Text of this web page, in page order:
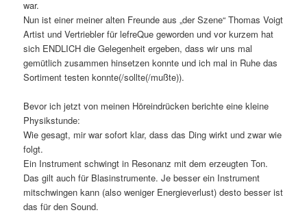
war.
Nun ist einer meiner alten Freunde aus „der Szene“ Thomas Voigt
Artist und Vertriebler für lefreQue geworden und vor kurzem hat
sich ENDLICH die Gelegenheit ergeben, dass wir uns mal
gemütlich zusammen hinsetzen konnte und ich mal in Ruhe das
Sortiment testen konnte(/sollte(/mußte)).
Bevor ich jetzt von meinen Höreindrücken berichte eine kleine
Physikstunde:
Wie gesagt, mir war sofort klar, dass das Ding wirkt und zwar wie
folgt.
Ein Instrument schwingt in Resonanz mit dem erzeugten Ton.
Das gilt auch für Blasinstrumente. Je besser ein Instrument
mitschwingen kann (also weniger Energieverlust) desto besser ist
das für den Sound.